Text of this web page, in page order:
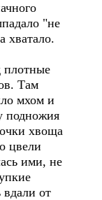
"не
хватало.
Там
мхом и
подножия
хвоща
цвели
ими, не
вдали от